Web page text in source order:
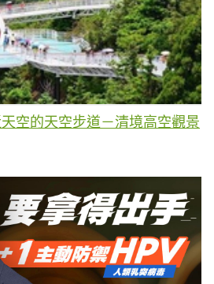
天空的天空步道－清境高空觀景